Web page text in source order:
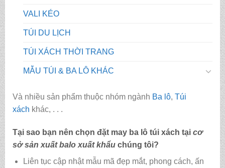
VALI KÉO
TÚI DU LỊCH
TÚI XÁCH THỜI TRANG
MẪU TÚI & BA LÔ KHÁC
Và nhiều sản phẩm thuộc nhóm ngành Ba lô, Túi
xách khác, . . .
Tại sao bạn nên chọn đặt may ba lô túi xách tại cơ
sở sản xuất balo xuất khẩu chúng tôi?
Liên tục cập nhật mẫu mã đẹp mắt, phong cách, ấn